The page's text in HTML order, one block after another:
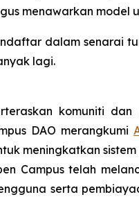
menawarkan
dalam senarai
lagi.
komuniti
DAO merangkumi
meningkatkan
Campus telah
serta